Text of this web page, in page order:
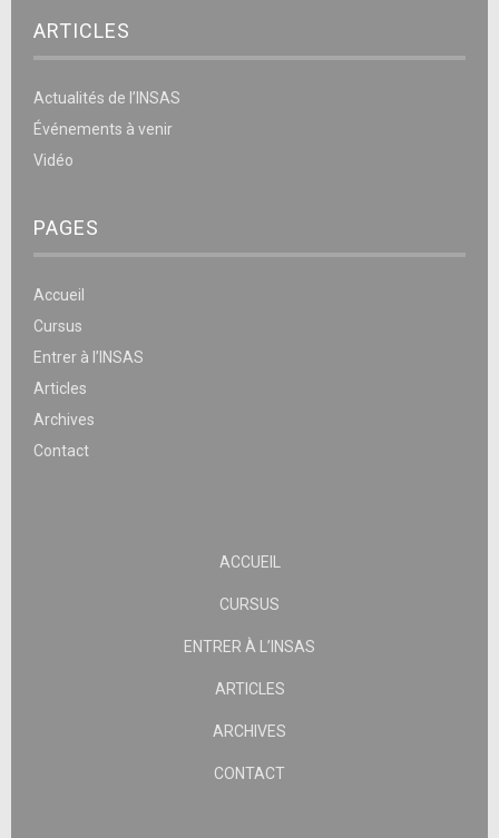
ARTICLES
Actualités de l’INSAS
Événements à venir
Vidéo
PAGES
Accueil
Cursus
Entrer à l’INSAS
Articles
Archives
Contact
ACCUEIL
CURSUS
ENTRER À L’INSAS
ARTICLES
ARCHIVES
CONTACT